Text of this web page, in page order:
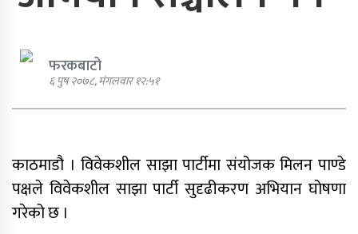
पार्टी शुद्धीकरण र पुनर्गठनका लागि
एमालेले प्रदेशबाट सुझाव सङ्कलन थाल्यो
फरकबाटो
६ पुष २०७८, मंगलवार १२:५१
काठमाडौ । विवेकशील साझा पार्टीमा संयोजक मिलन पाण्डे
पक्षले विवेकशील साझा पार्टी सुदृढीकरण अभियान घोषणा
गरेको छ ।